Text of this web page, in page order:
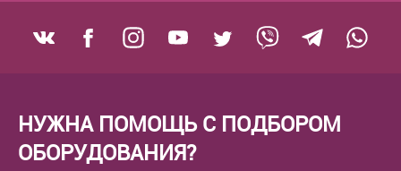
НУЖНА ПОМОЩЬ С ПОДБОРОМ
ОБОРУДОВАНИЯ?